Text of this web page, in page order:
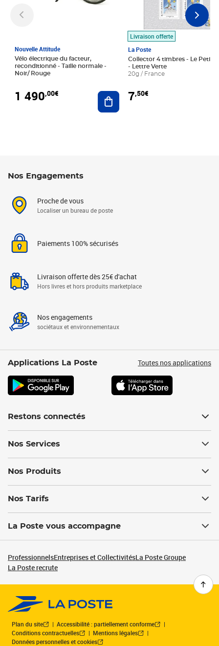
Nouvelle Attitude
Vélo électrique du facteur,
reconditionné - Taille normale -
Noir/ Rouge
1 490,00€ Ajouter au panier
Livraison offerte
La Poste
Collector 4 timbres - Le Petit
- Lettre Verte
20g / France
7,50€
Nos Engagements
Proche de vous
Localiser un bureau de poste
Paiements 100% sécurisés
Livraison offerte dès 25€ d'achat
Hors livres et hors produits marketplace
Nos engagements
sociétaux et environnementaux
Applications La Poste Toutes nos applications
Restons connectés
Nos Services
Nos Produits
Nos Tarifs
La Poste vous accompagne
ProfessionnelsEntreprises et CollectivitésLa Poste Groupe
La Poste recrute
Plan du site
Accessibilité : partiellement conforme
Conditions contractuelles
Mentions légales
Données personnelles et cookies